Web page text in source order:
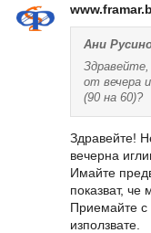
Ани
от вечера
(90 на 60)?
Здравейте!
вечерна
Имайте
показват, че
Приемайте
използвате.